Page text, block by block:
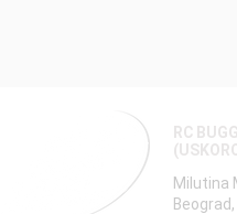
RC
Milutina